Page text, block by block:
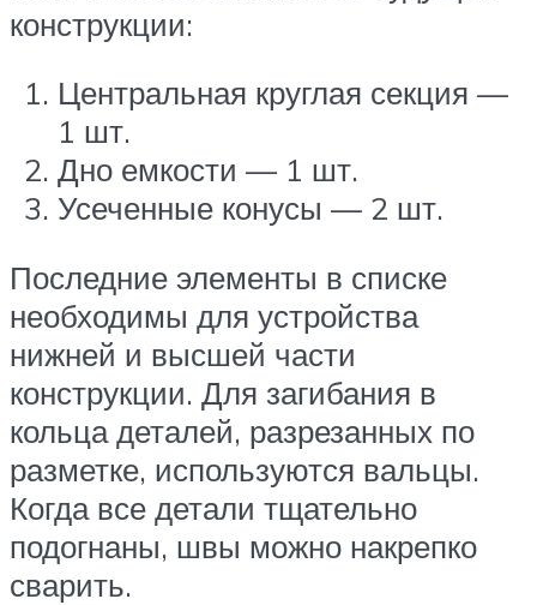
конструкции:
Центральная круглая секция —
1 шт.
Дно емкости — 1 шт.
Усеченные конусы — 2 шт.
Последние элементы в списке
необходимы для устройства
нижней и высшей части
конструкции. Для загибания в
кольца деталей, разрезанных по
разметке, используются вальцы.
Когда все детали тщательно
подогнаны, швы можно накрепко
сварить.